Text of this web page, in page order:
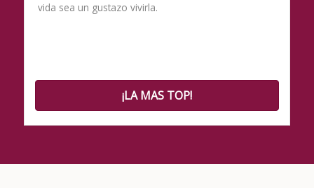
vida sea un gustazo vivirla.
¡LA MAS TOP!